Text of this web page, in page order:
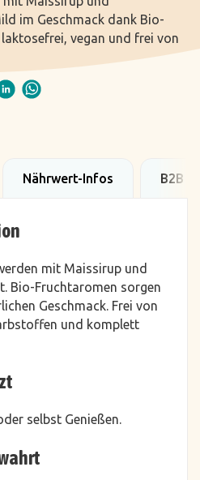
im Geschmack dank Bio-
vegan und frei von
Nährwert-Infos B2B
mit Maissirup und
Bio-Fruchtaromen sorgen
Geschmack. Frei von
und komplett
selbst Genießen.